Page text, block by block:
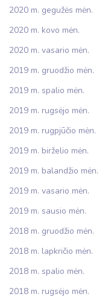
2020 m. gegužės mėn.
2020 m. kovo mėn.
2020 m. vasario mėn.
2019 m. gruodžio mėn.
2019 m. spalio mėn.
2019 m. rugsėjo mėn.
2019 m. rugpjūčio mėn.
2019 m. birželio mėn.
2019 m. balandžio mėn.
2019 m. vasario mėn.
2019 m. sausio mėn.
2018 m. gruodžio mėn.
2018 m. lapkričio mėn.
2018 m. spalio mėn.
2018 m. rugsėjo mėn.